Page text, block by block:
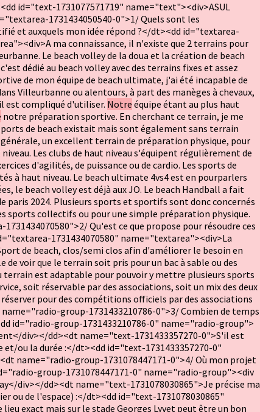
id="text-1731077571719" name="text"><div>ASUL
1731434050540-0">1/ Quels sont les
et auxquels mon idée répond ?</dt><dd id="textarea-
ma connaissance, il n'existe que 2 terrains pour
Le beach volley de la doua et la création de beach
dédié au beach volley avec des terrains fixes et assez
de mon équipe de beach ultimate, j'ai été incapable de
Villeurbanne ou alentours, à part des manèges à chevaux,
est compliqué d'utiliser. Notre équipe étant au plus haut
notre préparation sportive. En cherchant ce terrain, je me
de beach existait mais sont également sans terrain
un excellent terrain de préparation physique, pour
Les clubs de haut niveau s'équipent régulièrement de
d'agilités, de puissance ou de cardio. Les sports de
à haut niveau. Le beach ultimate 4vs4 est en pourparlers
le beach volley est déjà aux JO. Le beach Handball a fait
paris 2024. Plusieurs sports et sportifs sont donc concernés
sports collectifs ou pour une simple préparation physique.
Qu'est ce que propose pour résoudre ces
1731434070580" name="textarea"><div>La
de beach, clos/semi clos afin d'améliorer le besoin en
voir que le terrain soit pris pour un bac à sable ou des
est adaptable pour pouvoir y mettre plusieurs sports
soit réservable par des associations, soit un mix des deux
pour des compétitions officiels par des associations
group-1731433210786-0">3/ Combien de temps
id="radio-group-1731433210786-0" name="radio-group">
div></dd><dt name="text-1731433357270-0">S'il est
et/ou la durée :</dt><dd id="text-1731433357270-0"
name="radio-group-1731078447171-0">4/ Où mon projet
group-1731078447171-0" name="radio-group"><div
div></dd><dt name="text-1731078030865">Je précise ma
ou de l'espace) :</dt><dd id="text-1731078030865"
exact mais sur le stade Georges Lyvet peut être un bon